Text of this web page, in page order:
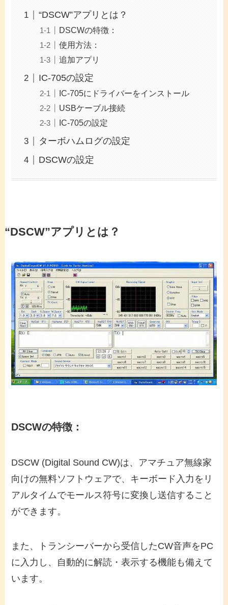
“DSCW”アプリとは？
DSCWの特徴：
使用方法：
追加アプリ
IC-705の設定
IC-705にドライバーをインストール
USBケーブル接続
IC-705の設定
ターボハムログの設定
DSCWの設定
“DSCW”アプリとは？
DSCWの特徴：
DSCW (Digital Sound CW)は、アマチュア無線家
向けの無料ソフトウェアで、キーボード入力をリ
アルタイムでモールス符号に変換し送信すること
ができます。
また、トランシーバーから受信したCW音声をPC
に入力し、自動的に解読・表示する機能も備えて
います。